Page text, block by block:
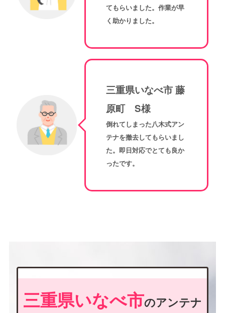
てもらいました。作業が早
く助かりました。
三重県いなべ市 藤
原町 S様
倒れてしまった八木式アン
テナを撤去してもらいまし
た。即日対応でとても良か
ったです。
三重県いなべ市のアンテナ